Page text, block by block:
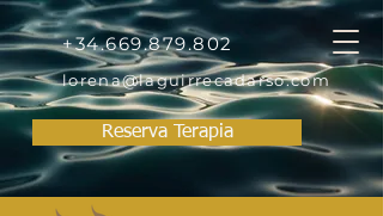
+34.669.879.802
lorena@laguirrecadarso.com
Reserva Terapia